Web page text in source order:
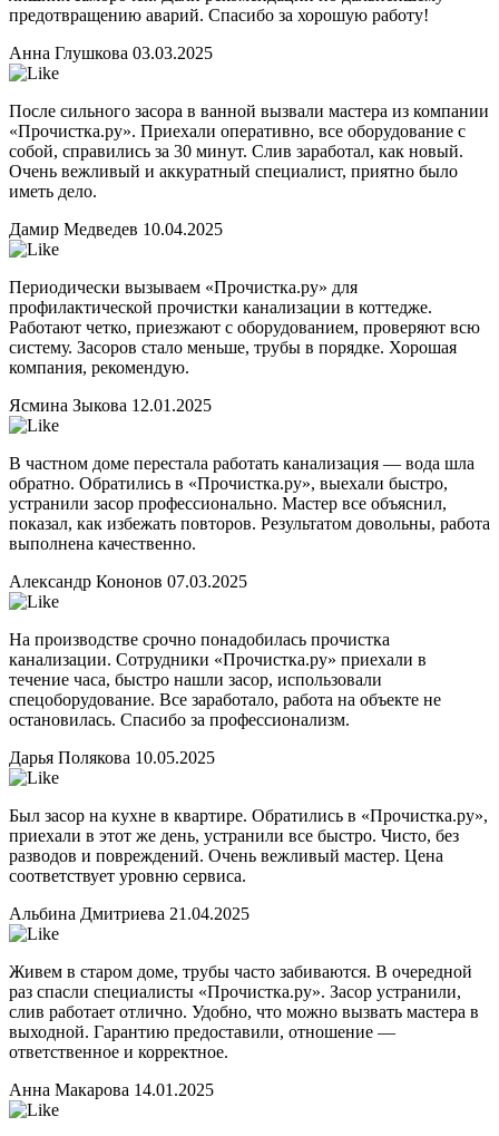
предотвращению аварий. Спасибо за хорошую работу!
Анна Глушкова 03.03.2025
После сильного засора в ванной вызвали мастера из компании
«Прочистка.ру». Приехали оперативно, все оборудование с
собой, справились за 30 минут. Слив заработал, как новый.
Очень вежливый и аккуратный специалист, приятно было
иметь дело.
Дамир Медведев 10.04.2025
Периодически вызываем «Прочистка.ру» для
профилактической прочистки канализации в коттедже.
Работают четко, приезжают с оборудованием, проверяют всю
систему. Засоров стало меньше, трубы в порядке. Хорошая
компания, рекомендую.
Ясмина Зыкова 12.01.2025
В частном доме перестала работать канализация — вода шла
обратно. Обратились в «Прочистка.ру», выехали быстро,
устранили засор профессионально. Мастер все объяснил,
показал, как избежать повторов. Результатом довольны, работа
выполнена качественно.
Александр Кононов 07.03.2025
На производстве срочно понадобилась прочистка
канализации. Сотрудники «Прочистка.ру» приехали в
течение часа, быстро нашли засор, использовали
спецоборудование. Все заработало, работа на объекте не
остановилась. Спасибо за профессионализм.
Дарья Полякова 10.05.2025
Был засор на кухне в квартире. Обратились в «Прочистка.ру»,
приехали в этот же день, устранили все быстро. Чисто, без
разводов и повреждений. Очень вежливый мастер. Цена
соответствует уровню сервиса.
Альбина Дмитриева 21.04.2025
Живем в старом доме, трубы часто забиваются. В очередной
раз спасли специалисты «Прочистка.ру». Засор устранили,
слив работает отлично. Удобно, что можно вызвать мастера в
выходной. Гарантию предоставили, отношение —
ответственное и корректное.
Анна Макарова 14.01.2025